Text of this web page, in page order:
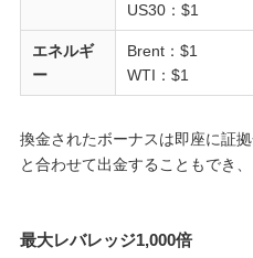
US30：$1
エネルギ
ー
Brent：$1
WTI：$1
換金されたボーナスは即座に証
と合わせて出金することもでき
最大レバレッジ1,000倍